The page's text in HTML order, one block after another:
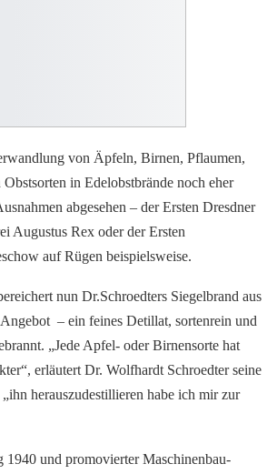
von Äpfeln, Birnen, Pflaumen,
in Edelobstbrände noch eher
abgesehen – der Ersten Dresdner
Augustus Rex oder der Ersten
auf Rügen beispielsweise.
nun Dr.Schroedters Siegelbrand aus
– ein feines Detillat, sortenrein und
„Jede Apfel- oder Birnensorte hat
erläutert Dr. Wolfhardt Schroedter seine
herauszudestillieren habe ich mir zur
1940 und promovierter Maschinenbau-